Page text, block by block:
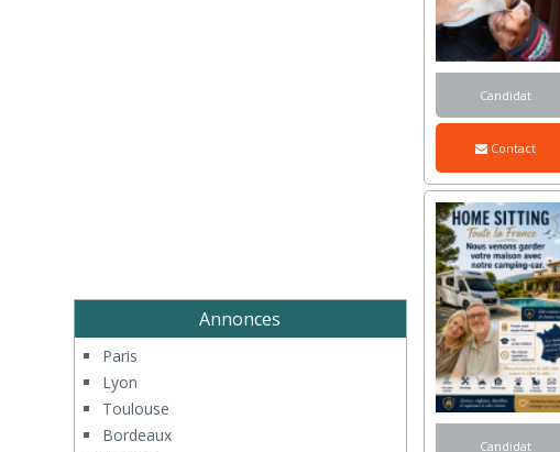
Candidat
Contact
Candidat
Annonces
Paris
Lyon
Toulouse
Bordeaux